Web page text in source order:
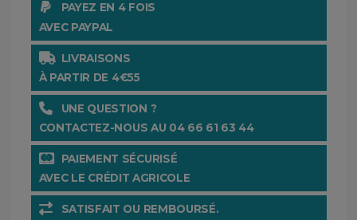
PAYEZ EN 4 FOIS
AVEC PAYPAL
LIVRAISONS
À PARTIR DE 4€55
UNE QUESTION ?
CONTACTEZ-NOUS AU 04 66 61 63 44
PAIEMENT SÉCURISÉ
AVEC LE CRÉDIT AGRICOLE
SATISFAIT OU REMBOURSÉ.